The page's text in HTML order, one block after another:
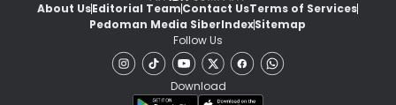
About UsEditorial TeamContact UsTerms of Services
Pedoman Media SiberIndexSitemap
Follow Us
Download